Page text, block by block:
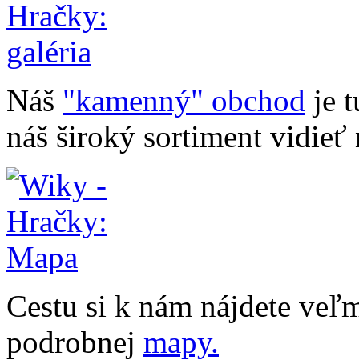
Náš "kamenný" obchod je
náš široký sortiment vidieť
Cestu si k nám nájdete
podrobnej mapy.